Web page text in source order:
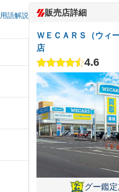
用語解説 販売店詳細
ＷＥＣＡＲＳ（ウィ
店
4.6
グー鑑